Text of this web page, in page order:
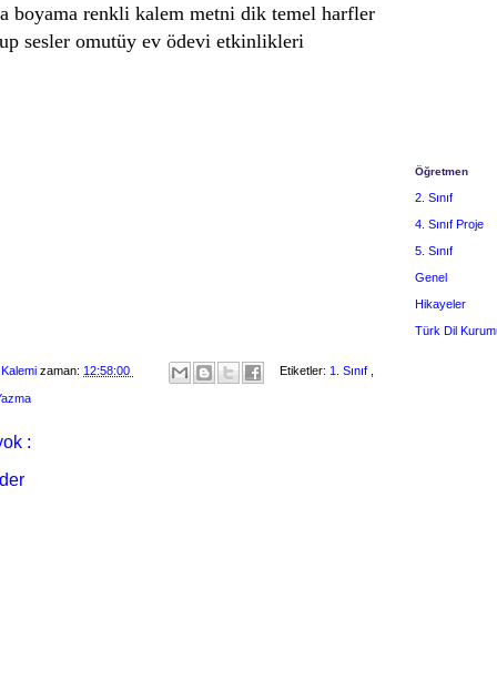
boyama renkli kalem metni dik temel harfler
sesler omutüy ev ödevi etkinlikleri
zaman: 12:58:00 Etiketler: 1. Sınıf
:
Öğretmen
2. Sınıf
4. Sınıf Proje
5. Sınıf
Genel
Hikayeler
Türk Dil